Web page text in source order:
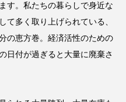
す。私たちの暮らしで身近な
て多く取り上げられている、
の恵方巻。経済活性のための
日付が過ぎると大量に廃棄さ